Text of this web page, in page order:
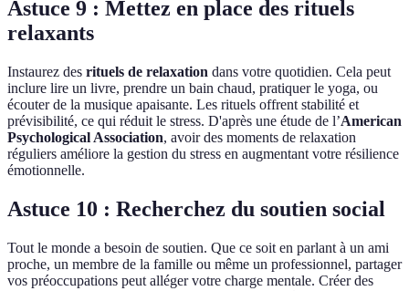
Astuce 9 : Mettez en place des rituels
relaxants
Instaurez des rituels de relaxation dans votre quotidien. Cela peut
inclure lire un livre, prendre un bain chaud, pratiquer le yoga, ou
écouter de la musique apaisante. Les rituels offrent stabilité et
prévisibilité, ce qui réduit le stress. D'après une étude de l’American
Psychological Association, avoir des moments de relaxation
réguliers améliore la gestion du stress en augmentant votre résilience
émotionnelle.
Astuce 10 : Recherchez du soutien social
Tout le monde a besoin de soutien. Que ce soit en parlant à un ami
proche, un membre de la famille ou même un professionnel, partager
vos préoccupations peut alléger votre charge mentale. Créer des